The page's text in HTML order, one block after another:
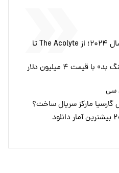
پرهزینه ترین سریال های سال ۲۰۲۴؛ از The Acolyte تا
خانه معروف سریال «بریکینگ بد» با قیمت ۴ میلیون دلار
گارسیا مارکز سریال ساخت؟
کدام سریال‌ها در سال ۲۰۲۴ بیشترین آمار دانلود